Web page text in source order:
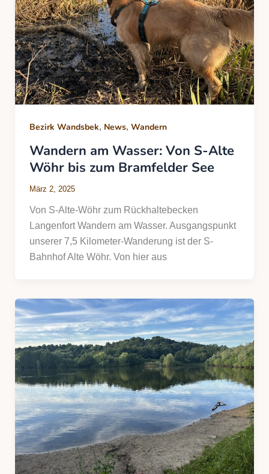
Bezirk Wandsbek, News, Wandern
Wandern am Wasser: Von S-Alte
Wöhr bis zum Bramfelder See
März 2, 2025
Von S-Alte-Wöhr zum Rückhaltebecken
Langenfort Wandern am Wasser. Ausgangspunkt
unserer 7,5 Kilometer-Wanderung ist der S-
Bahnhof Alte Wöhr. Von hier aus